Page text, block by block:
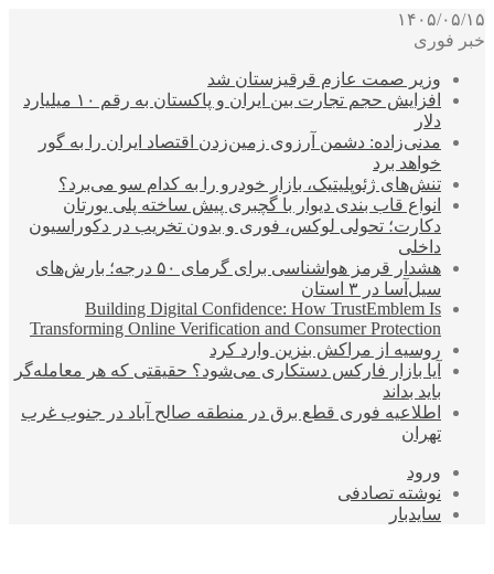
۱۴۰۵/۰۵/۱۵
خبر فوری
وزیر صمت عازم قرقیزستان شد
افزایش حجم تجارت بین ایران و پاکستان به رقم ۱۰ میلیارد
دلار
مدنی‌زاده: دشمن آرزوی زمین‌زدن اقتصاد ایران را به گور
خواهد برد
تنش‌های ژئوپلیتیک، بازار خودرو را به کدام سو می‌برد؟
انواع قاب بندی دیوار با گچبری پیش ساخته پلی یورتان
دکارت؛ تحولی لوکس، فوری و بدون تخریب در دکوراسیون
داخلی
هشدار قرمز هواشناسی برای گرمای ۵۰ درجه؛ بارش‌های
سیل‌آسا در ۳ استان
Building Digital Confidence: How TrustEmblem Is
Transforming Online Verification and Consumer Protection
روسیه از مراکش بنزین وارد کرد
آیا بازار فارکس دستکاری می‌شود؟ حقیقتی که هر معامله‌گر
باید بداند
اطلاعیه فوری قطع برق در منطقه صالح آباد در جنوب غرب
تهران
ورود
نوشته تصادفی
سایدبار